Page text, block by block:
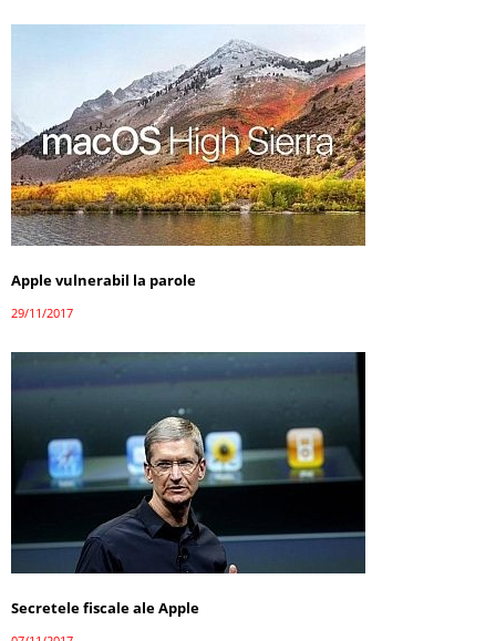
Apple vulnerabil la parole
29/11/2017
Secretele fiscale ale Apple